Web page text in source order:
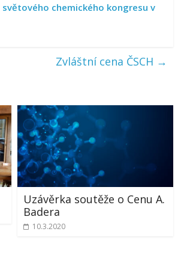
světového chemického kongresu v
Zvláštní cena ČSCH →
Uzávěrka soutěže o Cenu A.
Badera
10.3.2020